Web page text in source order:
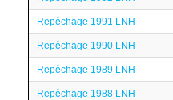
Repêchage 1991 LNH
Repêchage 1990 LNH
Repêchage 1989 LNH
Repêchage 1988 LNH